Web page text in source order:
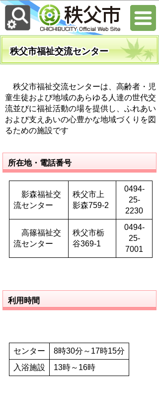
秩父市福祉交流センター
秩父市福祉交流センターは、高齢者・児
童生徒および地域のあらゆる人達の世代交
流並びに福祉活動の場を提供し、ふれあい
および支えあいの心豊かな地域づくりを図
るための施設です
所在地・電話番号
影森福祉交
流センター
秩父市上
影森759-2
0494-
25-
2230
高篠福祉交
流センター
秩父市栃
谷369-1
0494-
25-
7001
利用時間
センター
8時30分～17時15分
入浴施設
13時～16時